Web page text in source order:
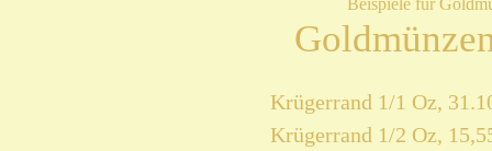
Beispiele für
Krügerrand 1/1 Oz,
Krügerrand 1/2 Oz,